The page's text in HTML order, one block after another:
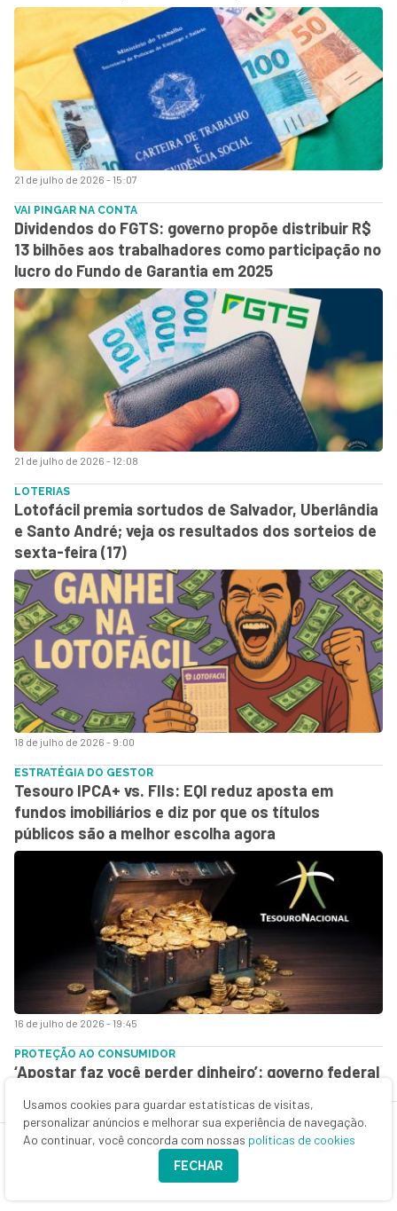
21 de julho de 2026 - 15:07
21 de julho de 2026 - 12:08
VAI PINGAR NA CONTA
Dividendos do FGTS: governo propõe distribuir R$
13 bilhões aos trabalhadores como participação no
lucro do Fundo de Garantia em 2025
18 de julho de 2026 - 9:00
LOTERIAS
Lotofácil premia sortudos de Salvador, Uberlândia
e Santo André; veja os resultados dos sorteios de
sexta-feira (17)
16 de julho de 2026 - 19:45
ESTRATÉGIA DO GESTOR
Tesouro IPCA+ vs. FIIs: EQI reduz aposta em
fundos imobiliários e diz por que os títulos
públicos são a melhor escolha agora
PROTEÇÃO AO CONSUMIDOR
‘Apostar faz você perder dinheiro’: governo federal
Usamos cookies para guardar estatísticas de visitas,
personalizar anúncios e melhorar sua experiência de navegação.
Ao continuar, você concorda com nossas políticas de cookies
FECHAR